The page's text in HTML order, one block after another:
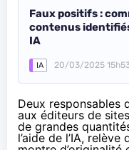
Faux positifs :
contenus
IA
IA 20/03/2025
Deux responsables
aux éditeurs de
de grandes
l’aide de l’IA,